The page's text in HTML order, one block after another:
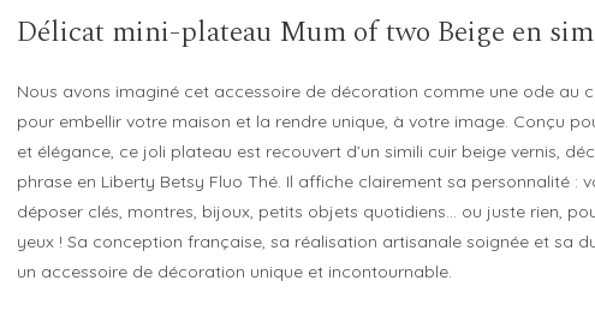
Délicat mini-plateau Mum of two Beige en
Nous avons imaginé cet accessoire de décoration comme une ode au
pour embellir votre maison et la rendre unique, à votre image. Conçu
et élégance, ce joli plateau est recouvert d’un simili cuir beige vernis,
phrase en Liberty Betsy Fluo Thé. Il affiche clairement sa personnalité :
déposer clés, montres, bijoux, petits objets quotidiens… ou juste rien,
yeux ! Sa conception française, sa réalisation artisanale soignée et sa
un accessoire de décoration unique et incontournable.